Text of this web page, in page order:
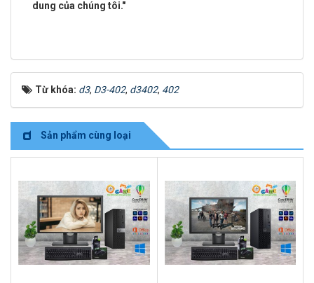
dung của chúng tôi."
Từ khóa: d3, D3-402, d3402, 402
Sản phẩm cùng loại